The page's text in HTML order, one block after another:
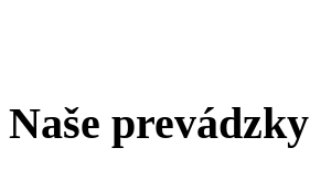
Naše prevádzky